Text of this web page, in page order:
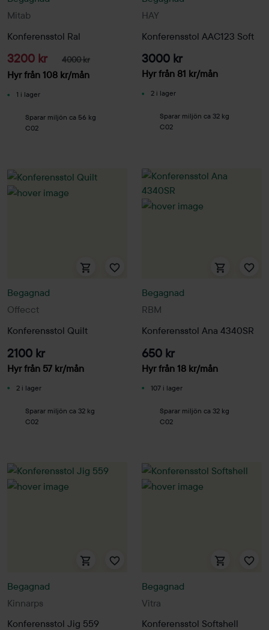
Mitab
Konferensstol Ral
3200 kr 4000 kr
Hyr från 108 kr/mån
1 i lager
Sparar miljön ca 56 kg
C02
HAY
Konferensstol AAC123 Soft
3000 kr
Hyr från 81 kr/mån
2 i lager
Sparar miljön ca 32 kg
C02
Offecct
Begagnad
Konferensstol Quilt
2100 kr
Hyr från 57 kr/mån
2 i lager
Sparar miljön ca 32 kg
C02
RBM
Begagnad
Konferensstol Ana 4340SR
650 kr
Hyr från 18 kr/mån
107 i lager
Sparar miljön ca 32 kg
C02
Kinnarps
Begagnad
Konferensstol Jig 559
Vitra
Begagnad
Konferensstol Softshell